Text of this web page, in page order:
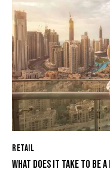
RETAIL
WHAT DOES IT TAKE TO BE